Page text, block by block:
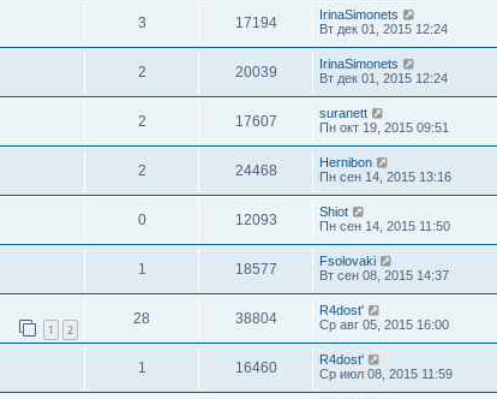
3 17194
IrinaSimonets
Вт дек 01, 2015 12:24
2 20039
IrinaSimonets
Вт дек 01, 2015 12:24
2 17607
suranett
Пн окт 19, 2015 09:51
2 24468
Hernibon
Пн сен 14, 2015 13:16
0 12093
Shiot
Пн сен 14, 2015 11:50
1 18577
Fsolovaki
Вт сен 08, 2015 14:37
1 2
28 38804
R4dost'
Ср авг 05, 2015 16:00
1 16460
R4dost'
Ср июл 08, 2015 11:59